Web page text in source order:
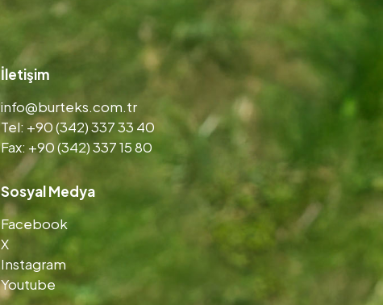
İletişim
info@burteks.com.tr
Tel: +90 (342) 337 33 40
Fax: +90 (342) 337 15 80
Sosyal Medya
Facebook
X
Instagram
Youtube